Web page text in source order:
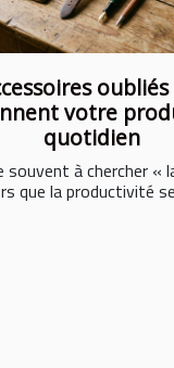
votre
quotidien
souvent à chercher «
que la productivité